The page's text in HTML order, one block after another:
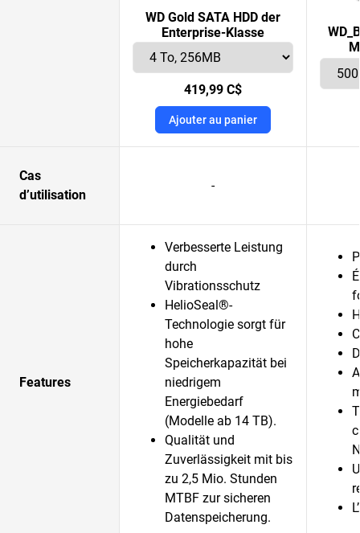
WD Gold SATA HDD der
Enterprise-Klasse
419,99 C$
Ajouter au panier
Cas
d’utilisation
-
Features
Verbesserte Leistung
durch
Vibrationsschutz
HelioSeal®-
Technologie sorgt für
hohe
Speicherkapazität bei
niedrigem
Energiebedarf
(Modelle ab 14 TB).
Qualität und
Zuverlässigkeit mit bis
zu 2,5 Mio. Stunden
MTBF zur sicheren
Datenspeicherung.